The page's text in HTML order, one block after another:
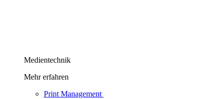
Medientechnik
Mehr erfahren
Print Management